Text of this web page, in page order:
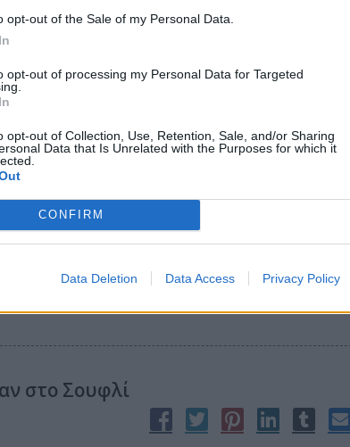
opt-out of the Sale of my Personal Data.
opt-out of processing my Personal Data for Targeted
opt-out of Collection, Use, Retention, Sale, and/or Sharing
Data that Is Unrelated with the Purposes for which it
CONFIRM
Data Deletion Data Access Privacy Policy
Εκπαιδευτικών ν. Κιλκίς
Νομού Κιλκίς θα δημιουργήσει από τον Οκτώβριο του
στην οποία μπορούν να συμμετέχουν χωρίς καμιά οικονομική
και λυκείου.
στο Σουφλί